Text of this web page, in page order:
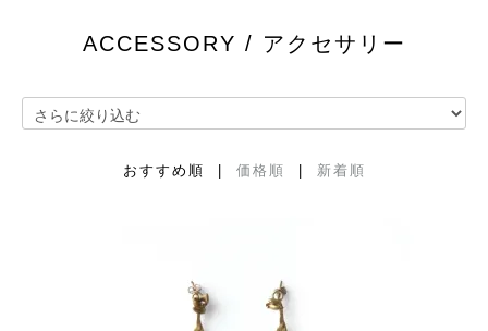
ACCESSORY / アクセサリー
おすすめ順 | 価格順 新着順